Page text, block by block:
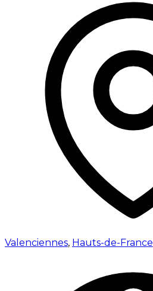
Valenciennes, Hauts-de-France